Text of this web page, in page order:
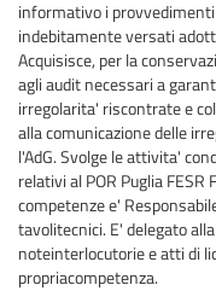
informativo i
indebitamente versati
Acquisisce, per la
agli audit necessari a
irregolarita' riscontrate e
alla comunicazione delle
l'AdG. Svolge le attivita'
relativi al POR Puglia
competenze e'
tavolitecnici. E' delegato
noteinterlocutorie e atti di
propriacompetenza.